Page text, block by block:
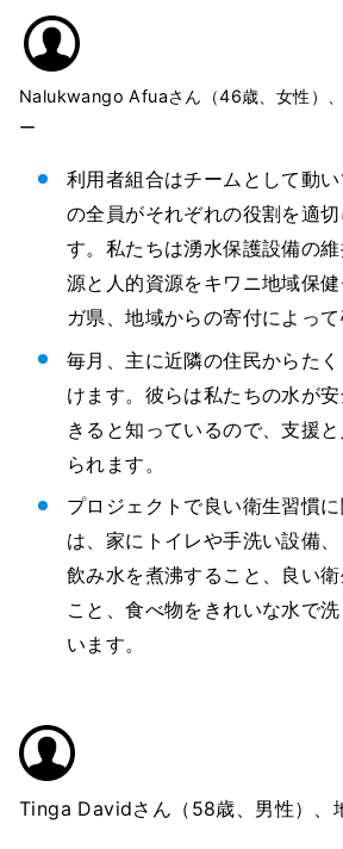
Nalukwango Afuaさん（46歳、女性）
ー
利用者組合はチームとして動
の全員がそれぞれの役割を適
す。私たちは湧水保護設備の
源と人的資源をキワニ地域保
ガ県、地域からの寄付によって
毎月、主に近隣の住民からた
けます。彼らは私たちの水が
きると知っているので、支援
られます。
プロジェクトで良い衛生習慣
は、家にトイレや手洗い設備、
飲み水を煮沸すること、良い
こと、食べ物をきれいな水で
います。
Tinga Davidさん（58歳、男性）、